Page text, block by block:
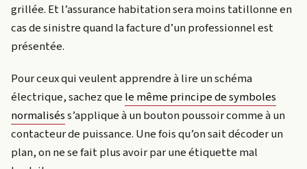
grillée. Et l’assurance habitation sera moins tatillonne en
cas de sinistre quand la facture d’un professionnel est
présentée.
Pour ceux qui veulent apprendre à lire un schéma
électrique, sachez que le même principe de symboles
normaliséss’applique à un bouton poussoir comme à un
contacteur de puissance. Une fois qu’on sait décoder un
plan, on ne se fait plus avoir par une étiquette mal